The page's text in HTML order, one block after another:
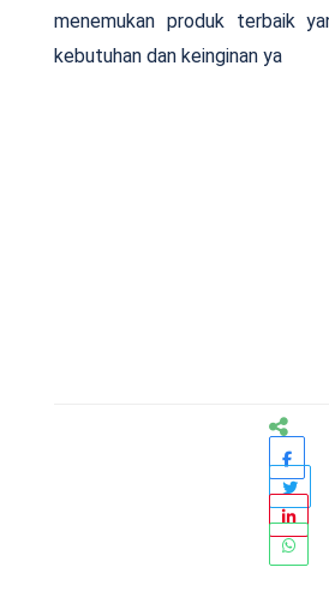
menemukan produk terbaik
kebutuhan dan keinginan ya